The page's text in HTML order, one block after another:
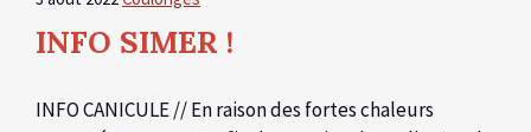
INFO SIMER !
INFO CANICULE // En raison des fortes chaleurs